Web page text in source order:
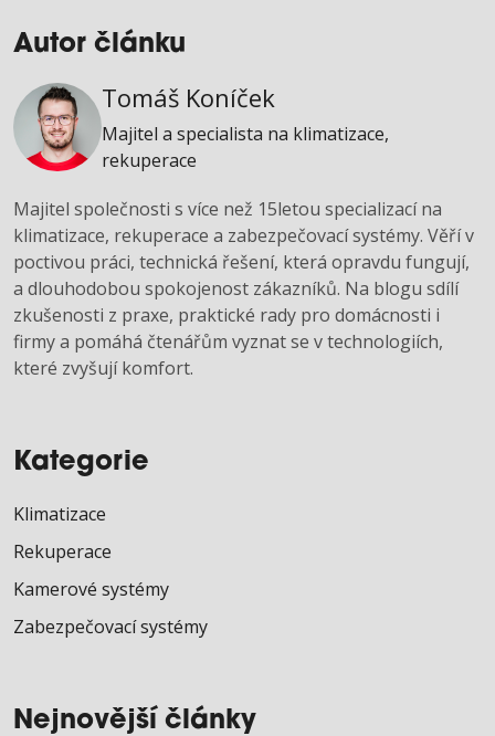
Autor článku
Tomáš Koníček
Majitel a specialista na klimatizace,
rekuperace
Majitel společnosti s více než 15letou specializací na
klimatizace, rekuperace a zabezpečovací systémy. Věří v
poctivou práci, technická řešení, která opravdu fungují,
a dlouhodobou spokojenost zákazníků. Na blogu sdílí
zkušenosti z praxe, praktické rady pro domácnosti i
firmy a pomáhá čtenářům vyznat se v technologiích,
které zvyšují komfort.
Kategorie
Klimatizace
Rekuperace
Kamerové systémy
Zabezpečovací systémy
Nejnovější články